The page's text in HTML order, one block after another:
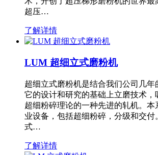
超压…
了解详情
LUM 超细立式磨粉机
超细立式磨粉机是结合我们公司几年
它的设计和研究的基础上立磨技术，
超细粉碎理论的一种先进的轧机。本
业设备，包括超细粉碎，分级和交
式…
了解详情